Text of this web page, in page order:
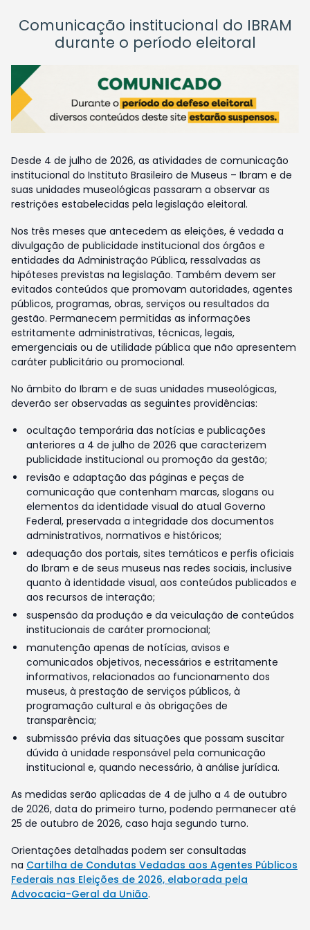
Comunicação institucional do IBRAM
durante o período eleitoral
Desde 4 de julho de 2026, as atividades de comunicação
institucional do Instituto Brasileiro de Museus – Ibram e de
suas unidades museológicas passaram a observar as
restrições estabelecidas pela legislação eleitoral.
Nos três meses que antecedem as eleições, é vedada a
divulgação de publicidade institucional dos órgãos e
entidades da Administração Pública, ressalvadas as
hipóteses previstas na legislação. Também devem ser
evitados conteúdos que promovam autoridades, agentes
públicos, programas, obras, serviços ou resultados da
gestão. Permanecem permitidas as informações
estritamente administrativas, técnicas, legais,
emergenciais ou de utilidade pública que não apresentem
caráter publicitário ou promocional.
No âmbito do Ibram e de suas unidades museológicas,
deverão ser observadas as seguintes providências:
ocultação temporária das notícias e publicações
anteriores a 4 de julho de 2026 que caracterizem
publicidade institucional ou promoção da gestão;
revisão e adaptação das páginas e peças de
comunicação que contenham marcas, slogans ou
elementos da identidade visual do atual Governo
Federal, preservada a integridade dos documentos
administrativos, normativos e históricos;
adequação dos portais, sites temáticos e perfis oficiais
do Ibram e de seus museus nas redes sociais, inclusive
quanto à identidade visual, aos conteúdos publicados e
aos recursos de interação;
suspensão da produção e da veiculação de conteúdos
institucionais de caráter promocional;
manutenção apenas de notícias, avisos e
comunicados objetivos, necessários e estritamente
informativos, relacionados ao funcionamento dos
museus, à prestação de serviços públicos, à
programação cultural e às obrigações de
transparência;
submissão prévia das situações que possam suscitar
dúvida à unidade responsável pela comunicação
institucional e, quando necessário, à análise jurídica.
As medidas serão aplicadas de 4 de julho a 4 de outubro
de 2026, data do primeiro turno, podendo permanecer até
25 de outubro de 2026, caso haja segundo turno.
Orientações detalhadas podem ser consultadas
na Cartilha de Condutas Vedadas aos Agentes Públicos
Federais nas Eleições de 2026, elaborada pela
Advocacia-Geral da União.